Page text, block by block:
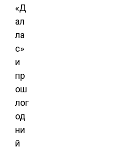
«Д
ал
ла
с»
и
пр
ош
лог
од
ни
й